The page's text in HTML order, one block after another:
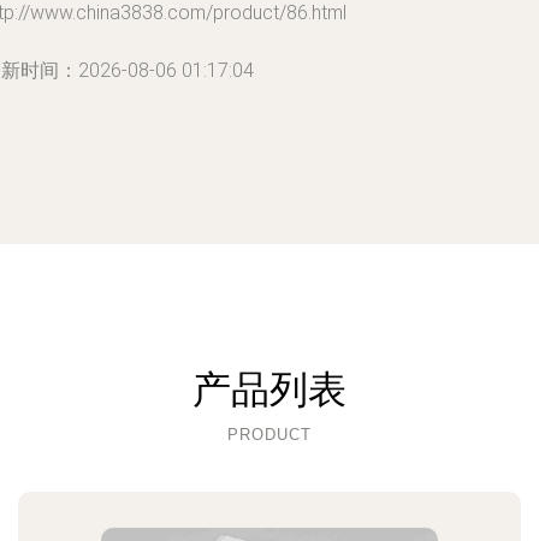
www.china3838.com/product/86.html
时间：2026-08-06 01:17:04
产品列表
PRODUCT